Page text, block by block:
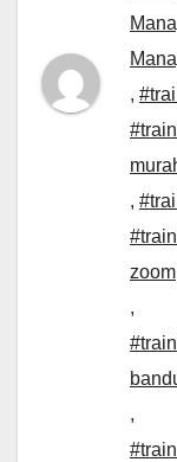
,
,
zoom
,
,